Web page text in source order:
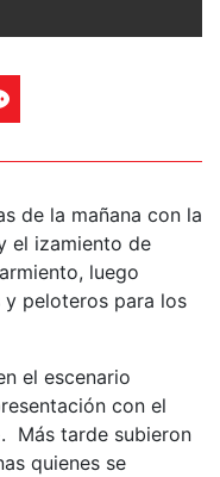
de la mañana con la
el izamiento de
luego
peloteros para los
el escenario
con el
Más tarde subieron
quienes se